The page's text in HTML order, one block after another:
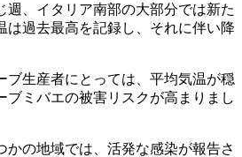
週、イタリア南部の大部分では新た
は過去最高を記録し、それに伴い降
ブ生産者にとっては、平均気温が穏
ブミバエの被害リスクが高まりまし
かの地域では、活発な感染が報告さ